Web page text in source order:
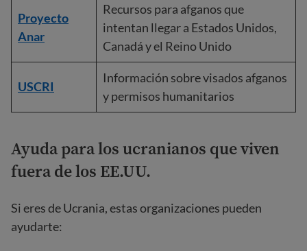
Proyecto
Anar
Recursos para afganos que
intentan llegar a Estados Unidos,
Canadá y el Reino Unido
USCRI
Información sobre visados afganos
y permisos humanitarios
Ayuda para los ucranianos que viven
fuera de los EE.UU.
Si eres de Ucrania, estas organizaciones pueden
ayudarte: